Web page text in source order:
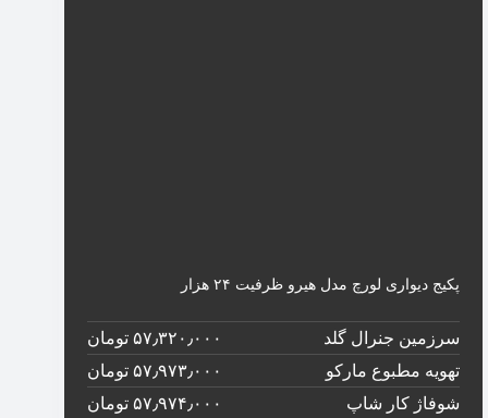
پکیج دیواری لورچ مدل هیرو ظرفیت ۲۴ هزار
سرزمین جنرال گلد
۵۷٫۳۲۰٫۰۰۰ تومان
تهویه مطبوع مارکو
۵۷٫۹۷۳٫۰۰۰ تومان
شوفاژ کار شاپ
۵۷٫۹۷۴٫۰۰۰ تومان